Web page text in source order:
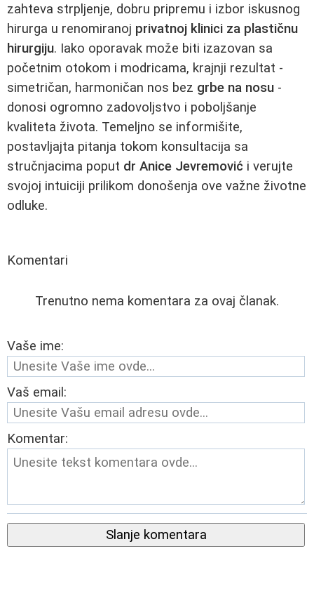
zahteva strpljenje, dobru pripremu i izbor iskusnog
hirurga u renomiranoj privatnoj klinici za plastičnu
hirurgiju. Iako oporavak može biti izazovan sa
početnim otokom i modricama, krajnji rezultat -
simetričan, harmoničan nos bez grbe na nosu -
donosi ogromno zadovoljstvo i poboljšanje
kvaliteta života. Temeljno se informišite,
postavljajta pitanja tokom konsultacija sa
stručnjacima poput dr Anice Jevremović i verujte
svojoj intuiciji prilikom donošenja ove važne životne
odluke.
Komentari
Trenutno nema komentara za ovaj članak.
Vaše ime:
Vaš email:
Komentar:
Slanje komentara